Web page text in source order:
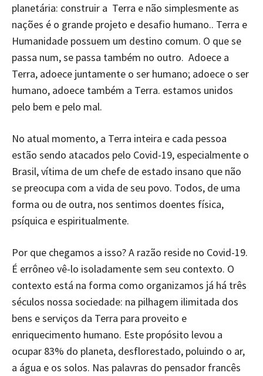
planetária: construir a Terra e não simplesmente as
nações é o grande projeto e desafio humano.. Terra e
Humanidade possuem um destino comum. O que se
passa num, se passa também no outro. Adoece a
Terra, adoece juntamente o ser humano; adoece o ser
humano, adoece também a Terra. estamos unidos
pelo bem e pelo mal.
No atual momento, a Terra inteira e cada pessoa
estão sendo atacados pelo Covid-19, especialmente o
Brasil, vítima de um chefe de estado insano que não
se preocupa com a vida de seu povo. Todos, de uma
forma ou de outra, nos sentimos doentes física,
psíquica e espiritualmente.
Por que chegamos a isso? A razão reside no Covid-19.
É errôneo vê-lo isoladamente sem seu contexto. O
contexto está na forma como organizamos já há três
séculos nossa sociedade: na pilhagem ilimitada dos
bens e serviços da Terra para proveito e
enriquecimento humano. Este propósito levou a
ocupar 83% do planeta, desflorestado, poluindo o ar,
a água e os solos. Nas palavras do pensador francês